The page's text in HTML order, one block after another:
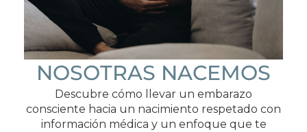
NOSOTRAS NACEMOS
Descubre cómo llevar un embarazo
consciente hacia un nacimiento respetado con
información médica y un enfoque que te